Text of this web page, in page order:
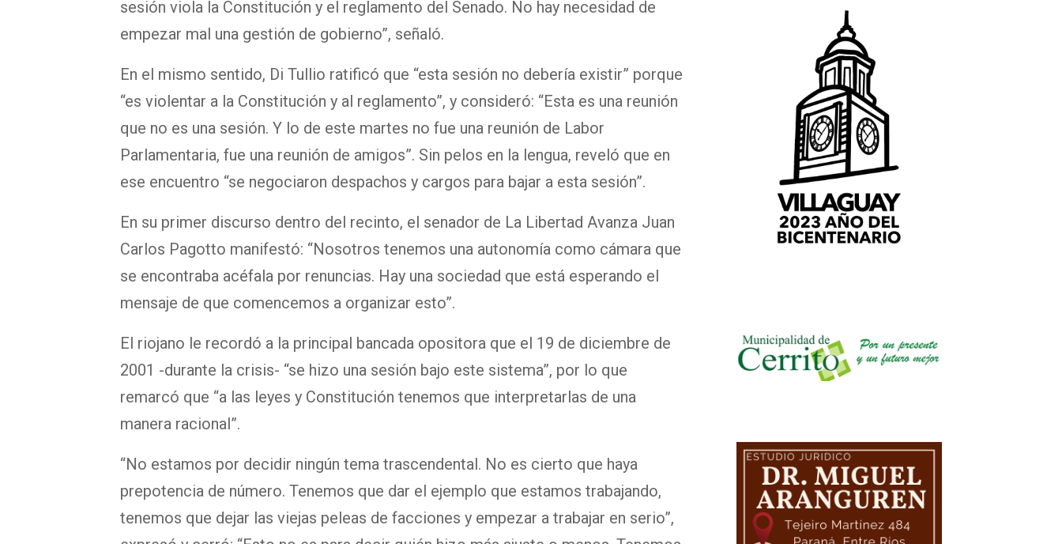
sesión viola la Constitución y el reglamento del Senado. No hay necesidad de
empezar mal una gestión de gobierno”, señaló.
En el mismo sentido, Di Tullio ratificó que “esta sesión no debería existir” porque
“es violentar a la Constitución y al reglamento”, y consideró: “Esta es una reunión
que no es una sesión. Y lo de este martes no fue una reunión de Labor
Parlamentaria, fue una reunión de amigos”. Sin pelos en la lengua, reveló que en
ese encuentro “se negociaron despachos y cargos para bajar a esta sesión”.
En su primer discurso dentro del recinto, el senador de La Libertad Avanza Juan
Carlos Pagotto manifestó: “Nosotros tenemos una autonomía como cámara que
se encontraba acéfala por renuncias. Hay una sociedad que está esperando el
mensaje de que comencemos a organizar esto”.
El riojano le recordó a la principal bancada opositora que el 19 de diciembre de
2001 -durante la crisis- “se hizo una sesión bajo este sistema”, por lo que
remarcó que “a las leyes y Constitución tenemos que interpretarlas de una
manera racional”.
“No estamos por decidir ningún tema trascendental. No es cierto que haya
prepotencia de número. Tenemos que dar el ejemplo que estamos trabajando,
tenemos que dejar las viejas peleas de facciones y empezar a trabajar en serio”,